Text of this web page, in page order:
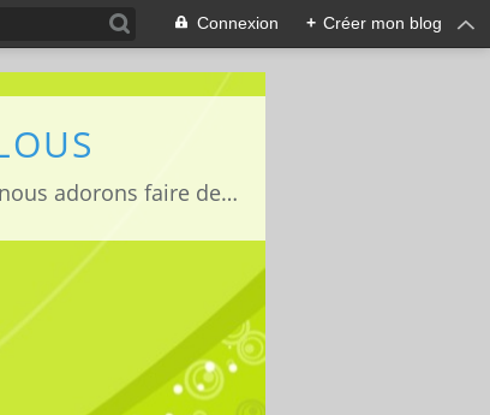
Connexion + Créer mon blog
Je suis maman de deux adorables enfants Lucas 15 ans, Jules 11ans et Louise 22mois, nous adorons faire des activités manuelles, des expériences et de la cuisine que nous vous partageons avec grand plaisir ;)